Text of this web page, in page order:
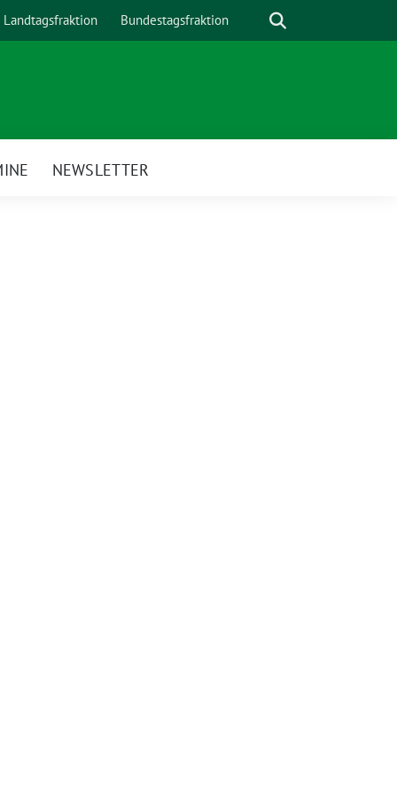
Landtagsfraktion Bundestagsfraktion Suche
NEWSLETTER